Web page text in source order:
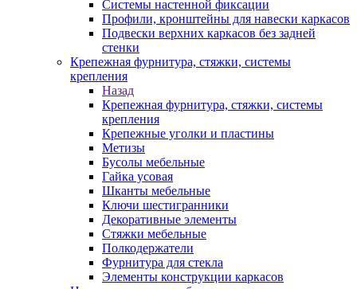
Системы настенной фиксации
Профили, кронштейны для навески каркасов
Подвески верхних каркасов без задней
стенки
Крепежная фурнитура, стяжки, системы
крепления
Назад
Крепежная фурнитура, стяжки, системы
крепления
Крепежные уголки и пластины
Метизы
Бусолы мебельные
Гайка усовая
Шканты мебельные
Ключи шестигранники
Декоративные элементы
Стяжки мебельные
Полкодержатели
Фурнитура для стекла
Элементы конструкции каркасов